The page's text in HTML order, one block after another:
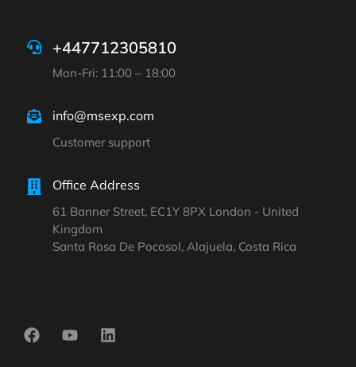
+447712305810
Mon-Fri: 11:00 – 18:00
info@msexp.com
Customer support
Office Address
61 Banner Street, EC1Y 8PX London - United
Kingdom
Santa Rosa De Pocosol, Alajuela, Costa Rica